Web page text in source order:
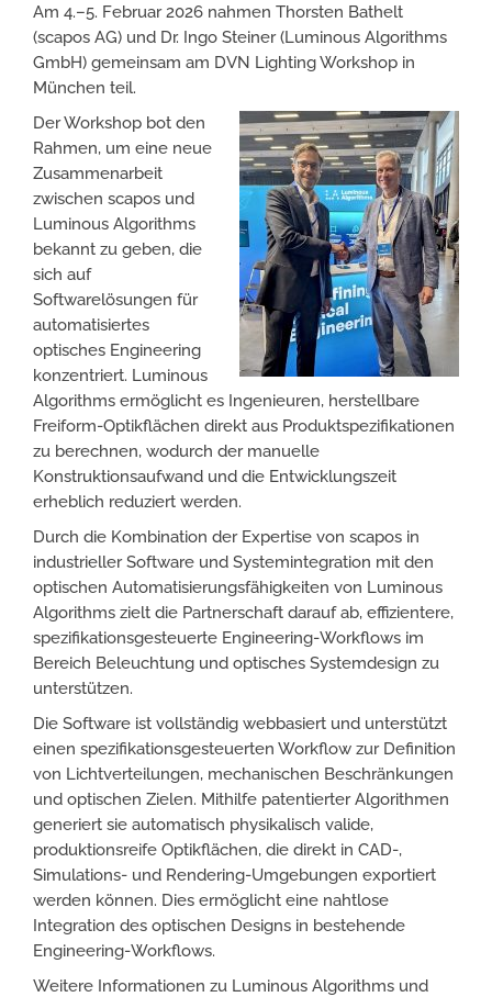
Am 4.–5. Februar 2026 nahmen Thorsten Bathelt
(scapos AG) und Dr. Ingo Steiner (Luminous Algorithms
GmbH) gemeinsam am DVN Lighting Workshop in
München teil.
Der Workshop bot den
Rahmen, um eine neue
Zusammenarbeit
zwischen scapos und
Luminous Algorithms
bekannt zu geben, die
sich auf
Softwarelösungen für
automatisiertes
optisches Engineering
konzentriert. Luminous
Algorithms ermöglicht es Ingenieuren, herstellbare
Freiform-Optikflächen direkt aus Produktspezifikationen
zu berechnen, wodurch der manuelle
Konstruktionsaufwand und die Entwicklungszeit
erheblich reduziert werden.
Durch die Kombination der Expertise von scapos in
industrieller Software und Systemintegration mit den
optischen Automatisierungsfähigkeiten von Luminous
Algorithms zielt die Partnerschaft darauf ab, effizientere,
spezifikationsgesteuerte Engineering-Workflows im
Bereich Beleuchtung und optisches Systemdesign zu
unterstützen.
Die Software ist vollständig webbasiert und unterstützt
einen spezifikationsgesteuerten Workflow zur Definition
von Lichtverteilungen, mechanischen Beschränkungen
und optischen Zielen. Mithilfe patentierter Algorithmen
generiert sie automatisch physikalisch valide,
produktionsreife Optikflächen, die direkt in CAD-,
Simulations- und Rendering-Umgebungen exportiert
werden können. Dies ermöglicht eine nahtlose
Integration des optischen Designs in bestehende
Engineering-Workflows.
Weitere Informationen zu Luminous Algorithms und